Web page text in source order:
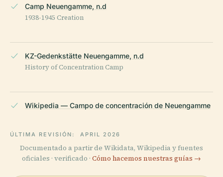
Camp Neuengamme, n.d
1938-1945 Creation
KZ-Gedenkstätte Neuengamme, n.d
History of Concentration Camp
Wikipedia — Campo de concentración de Neuengamme
ÚLTIMA REVISIÓN: APRIL 2026
Documentado a partir de Wikidata, Wikipedia y fuentes
oficiales · verificado · Cómo hacemos nuestras guías →